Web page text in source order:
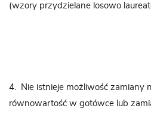
(wzory przydzielane losowo
4. Nie istnieje możliwość zamiany
równowartość w gotówce lub